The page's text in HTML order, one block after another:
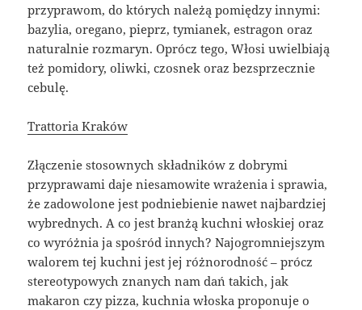
przyprawom, do których należą pomiędzy innymi:
bazylia, oregano, pieprz, tymianek, estragon oraz
naturalnie rozmaryn. Oprócz tego, Włosi uwielbiają
też pomidory, oliwki, czosnek oraz bezsprzecznie
cebulę.
Trattoria Kraków
Złączenie stosownych składników z dobrymi
przyprawami daje niesamowite wrażenia i sprawia,
że zadowolone jest podniebienie nawet najbardziej
wybrednych. A co jest branżą kuchni włoskiej oraz
co wyróżnia ja spośród innych? Najogromniejszym
walorem tej kuchni jest jej różnorodność – prócz
stereotypowych znanych nam dań takich, jak
makaron czy pizza, kuchnia włoska proponuje o